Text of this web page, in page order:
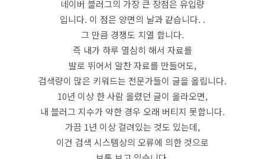
네이버 블러그의 가장 큰 장점은 유입량
입니다. 이 점은 양면의 날과 같습니다. .
그 만큼 경쟁도 치열 합니다.
즉 내가 하루 열심히 해서 자료를
발로 뛰어서 알찬 자료를 만들어도,
검색량이 많은 키워드는 전문가들이 글을 올립니다.
10년 이상 한 사람 올렸던 글이 올라오면,
내 블러그 지수가 약한 경우 오래 버티지 못합니다.
가끔 1년 이상 걸려있는 것도 있는데,
이건 검색 시스템상의 오류에 의한 것으로